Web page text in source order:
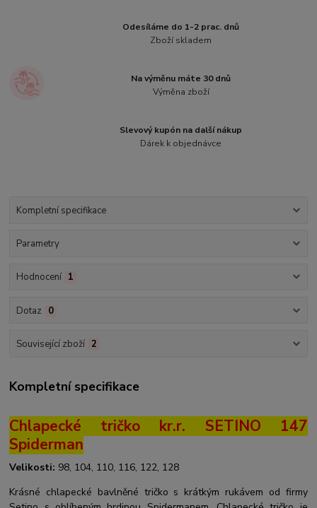
Odesíláme do 1-2 prac. dnů
Zboží skladem
Na výměnu máte 30 dnů
Výměna zboží
Slevový kupón na další nákup
Dárek k objednávce
Kompletní specifikace
Parametry
Hodnocení 1
Dotaz 0
Související zboží 2
Kompletní specifikace
Chlapecké tričko kr.r. SETINO 147
Spiderman
Velikosti: 98, 104, 110, 116, 122, 128
Krásné chlapecké bavlněné tričko s krátkým rukávem od firmy